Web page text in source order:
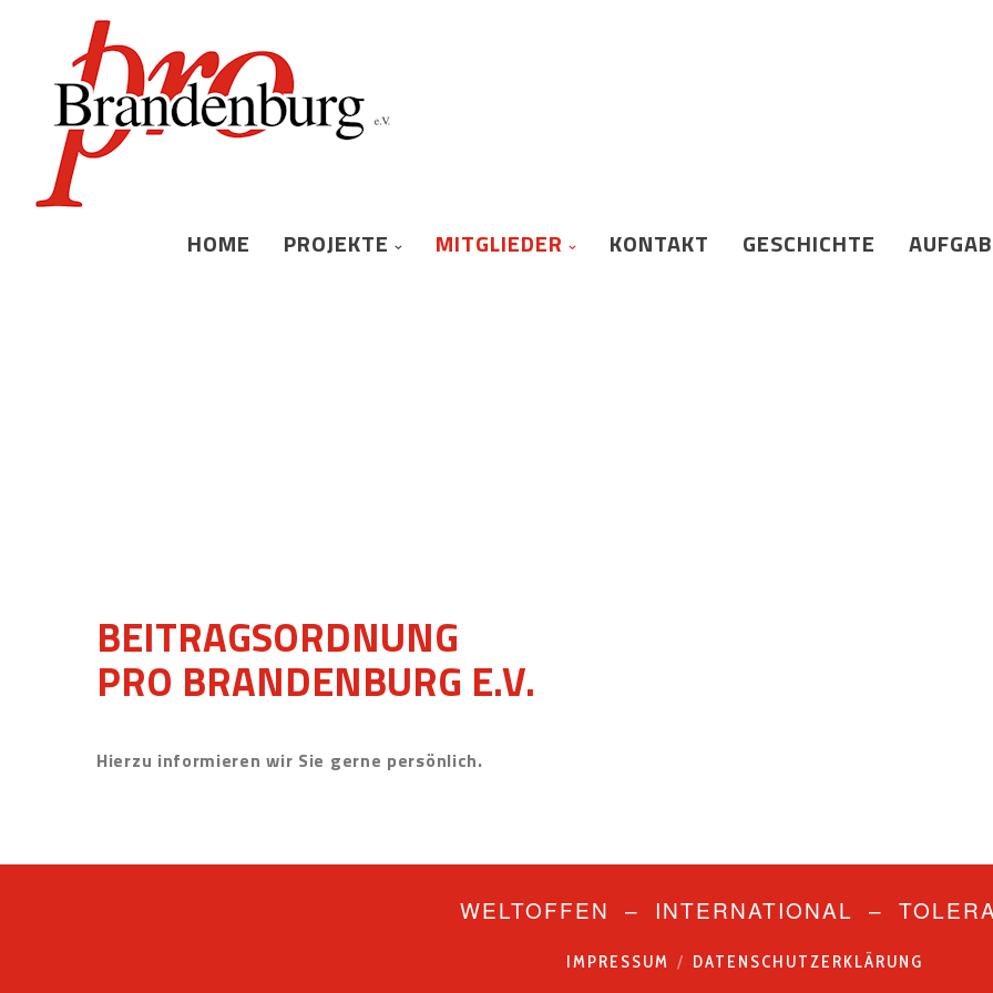
HOME PROJEKTE MITGLIEDER KONTAKT GESCHICHTE
BEITRAGSORDNUNG
PRO BRANDENBURG E.V.
Hierzu informieren wir Sie gerne persönlich.
WELTOFFEN – INTERNATIONAL –
IMPRESSUM DATENSCHUTZERKLÄRUNG